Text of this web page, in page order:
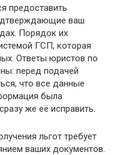
предоставить
ваш
Порядок их
ГСП, которая
Ответы юристов по
перед подачей
что все данные
была
же её исправить.
льгот требует
ваших документов.